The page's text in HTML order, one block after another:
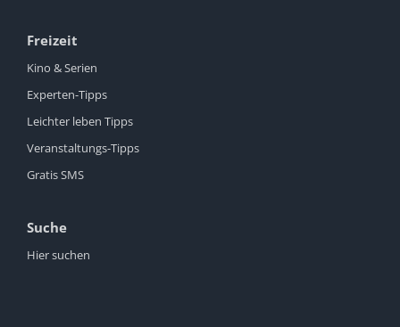
Freizeit
Kino & Serien
Experten-Tipps
Leichter leben Tipps
Veranstaltungs-Tipps
Gratis SMS
Suche
Hier suchen